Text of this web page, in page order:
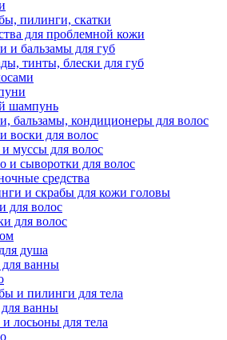
пилинги, скатки
для проблемной кожи
и бальзамы для губ
тинты, блески для губ
шампунь
бальзамы, кондиционеры для волос
воски для волос
муссы для волос
и сыворотки для волос
средства
и скрабы для кожи головы
для волос
для волос
душа
ванны
и пилинги для тела
ванны
лосьоны для тела